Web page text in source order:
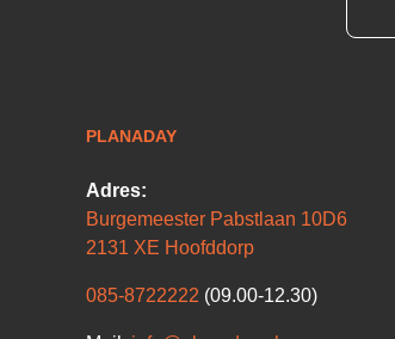
PLANADAY
Adres:
Burgemeester Pabstlaan 10D6
2131 XE Hoofddorp
085-8722222 (09.00-12.30)